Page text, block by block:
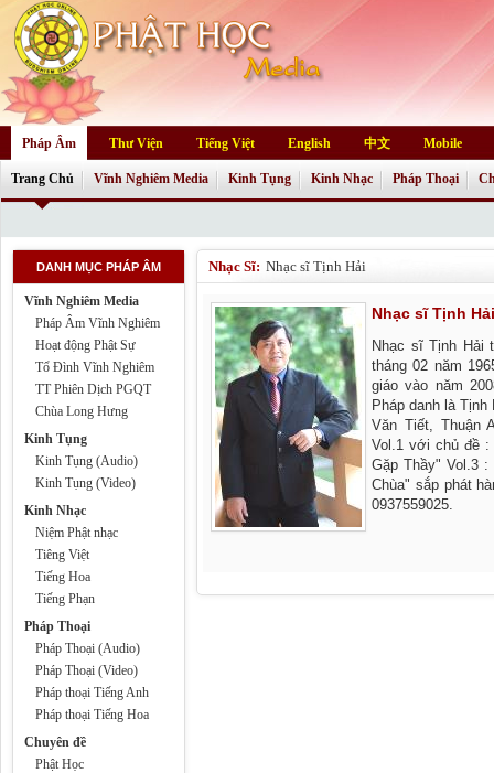
Pháp Âm Thư Viện Tiếng Việt English 中文 Mobile
Trang Chủ Vĩnh Nghiêm Media Kinh Tụng Kinh Nhạc Pháp Thoại
DANH MỤC PHÁP ÂM
Vĩnh Nghiêm Media
Pháp Âm Vĩnh Nghiêm
Hoạt động Phật Sự
Tổ Đình Vĩnh Nghiêm
TT Phiên Dịch PGQT
Chùa Long Hưng
Kinh Tụng
Kinh Tụng (Audio)
Kinh Tụng (Video)
Kinh Nhạc
Niệm Phật nhạc
Tiêng Việt
Tiếng Hoa
Tiếng Phạn
Pháp Thoại
Pháp Thoại (Audio)
Pháp Thoại (Video)
Pháp thoại Tiếng Anh
Pháp thoại Tiếng Hoa
Chuyên đề
Phật Học
Nhạc Sĩ: Nhạc sĩ Tịnh Hải
Nhạc sĩ Tịnh Hải
Nhạc sĩ Tịnh Hải
tháng 02 năm
giáo vào năm
Pháp danh là
Văn Tiết, Thuận
Vol.1 với chủ đề :
Gặp Thầy" Vol.3
Chùa" sắp phát
0937559025.